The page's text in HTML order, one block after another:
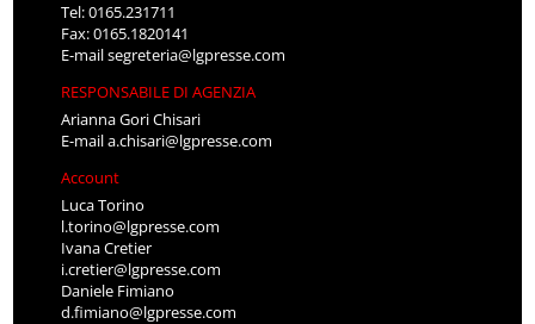
Tel: 0165.231711
Fax: 0165.1820141
E-mailsegreteria@lgpresse.com
RESPONSABILE DI AGENZIA
Arianna Gori Chisari
E-maila.chisari@lgpresse.com
Account
Luca Torino
l.torino@lgpresse.com
Ivana Cretier
i.cretier@lgpresse.com
Daniele Fimiano
d.fimiano@lgpresse.com